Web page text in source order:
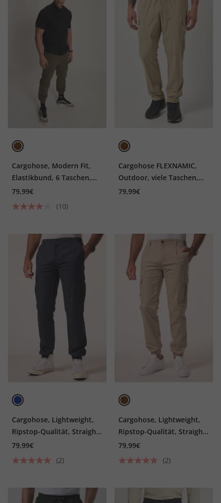
Cargohose, Modern Fit,
Elastikbund, 6 Taschen,
bis 8 XL
79,99€
(10)
Cargohose FLEXNAMIC,
Outdoor, viele Taschen,
Tapered Loose Fit, bis 7 XL
79,99€
Cargohose, Lightweight,
Ripstop-Qualität, Straight
Fit, viele Taschen, bis Gr.
72
79,99€
(2)
Cargohose, Lightweight,
Ripstop-Qualität, Straight
Fit, viele Taschen, bis Gr.
72
79,99€
(2)